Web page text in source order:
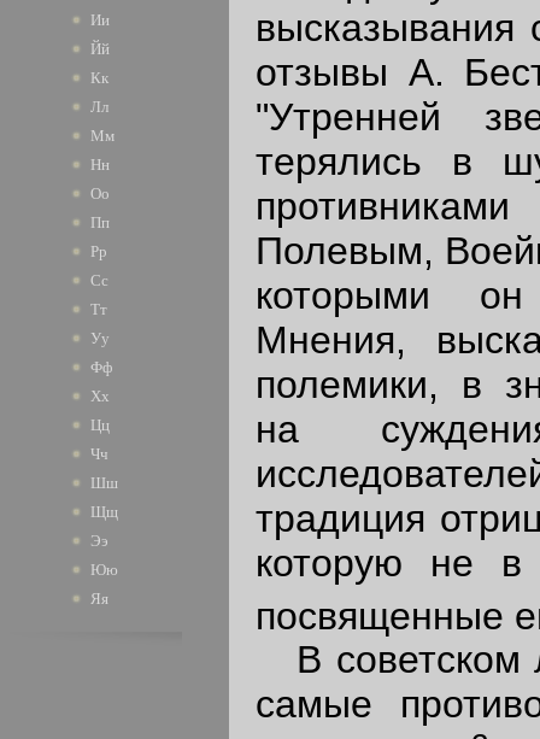
Ии
Йй
Кк
Лл
Мм
Нн
Оо
Пп
Рр
Сс
Тт
Уу
Фф
Хх
Цц
Чч
Шш
Щщ
Ээ
Юю
Яя
высказывания
отзывы А.
"Утренней
терялись в
Полевым,
которыми
Мнения,
полемики, в
на
традиция
которую не в
посвященные
В советском
самые